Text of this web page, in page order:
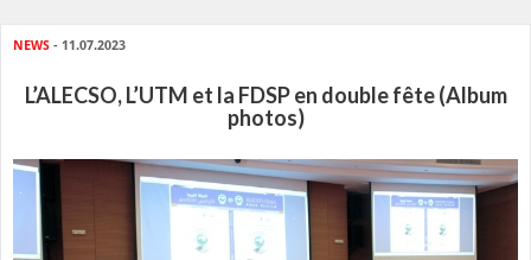
NEWS - 11.07.2023
L’ALECSO, L’UTM et la FDSP en double fête (Album
photos)